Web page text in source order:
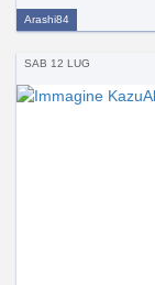
Arashi84
SAB 12 LUG